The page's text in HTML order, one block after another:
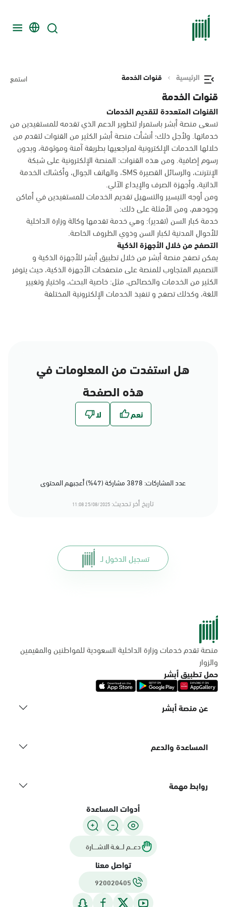
الرئيسية قنوات الخدمة استمع
قنوات الخدمة
القنوات المتعددة لتقديم الخدمات
تسعى منصة أبشر باستمرار لتطوير الدعم الذي تقدمه للمستفيدين من
خدماتها. ولأجل ذلك؛ أنشأت منصة أبشر الكثير من القنوات لتقدم من
خلالها الخدمات الإلكترونية لمراجعيها بطريقة آمنة وموثوقة، وبدون
رسوم إضافية. ومن هذه القنوات: المنصة الإلكترونية على شبكة
الإنترنت، والرسائل القصيرة SMS، والهاتف الجوال، وأكشاك الخدمة
الذاتية، وأجهزة الصرف والإيداع الآلي.
ومن أوجه التيسير والتسهيل تقديم الخدمات للمستفيدين في أماكن
وجودهم، ومن الأمثلة على ذلك:
خدمة كبار السن (تقدير): وهي خدمة تقدمها وكالة وزارة الداخلية
للأحوال المدنية لكبار السن وذوي الظروف الخاصة.
التصفح من خلال الأجهزة الذكية
يمكن تصفح منصة أبشر من خلال تطبيق أبشر للأجهزة الذكية و
التصميم المتجاوب للمنصة على متصفحات الأجهزة الذكية، حيث يتوفر
الكثير من الخدمات والخصائص، مثل: خاصية البحث، واختيار وتغيير
اللغة، وكذلك تصفح و تنفيذ الخدمات الإلكترونية المختلفة
هل استفدت من المعلومات في
هذه الصفحة
عدد المشاركات: 3878 مشاركة (47%) أعجبهم المحتوى
تاريخ أخر تحديث: 25/08/2025 11:08
تسجيل الدخول لـ
منصة تقدم خدمات وزارة الداخلية السعودية للمواطنين والمقيمين
والزوار
حمل تطبيق أبشر
عن منصة أبشر
المساعدة والدعم
روابط مهمة
أدوات المساعدة
دعـــم لـــغـة الاشــــارة
تواصل معنا
920020405